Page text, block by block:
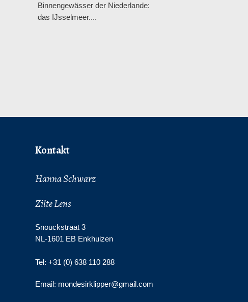
Binnengewässer der Niederlande:
das IJsselmeer....
Kontakt
Hanna Schwarz
Zilte Lens
Snouckstraat 3
NL-1601 EB Enkhuizen
Tel: +31 (0) 638 110 288
Email: mondesirklipper@gmail.com